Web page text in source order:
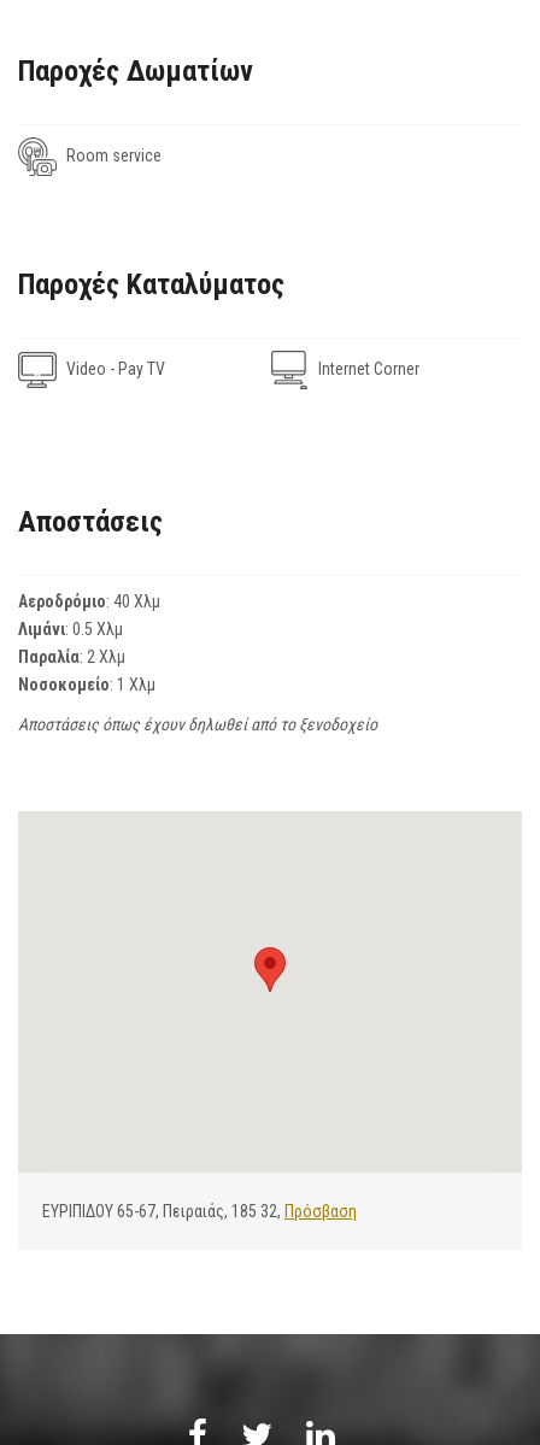
Παροχές Δωματίων
Room service
Παροχές Καταλύματος
Video - Pay TV Internet Corner
Αποστάσεις
Αεροδρόμιο: 40 Χλμ
Λιμάνι: 0.5 Χλμ
Παραλία: 2 Χλμ
Νοσοκομείο: 1 Χλμ
Αποστάσεις όπως έχουν δηλωθεί από το ξενοδοχείο
ΕΥΡΙΠΙΔΟΥ 65-67, Πειραιάς, 185 32, Πρόσβαση